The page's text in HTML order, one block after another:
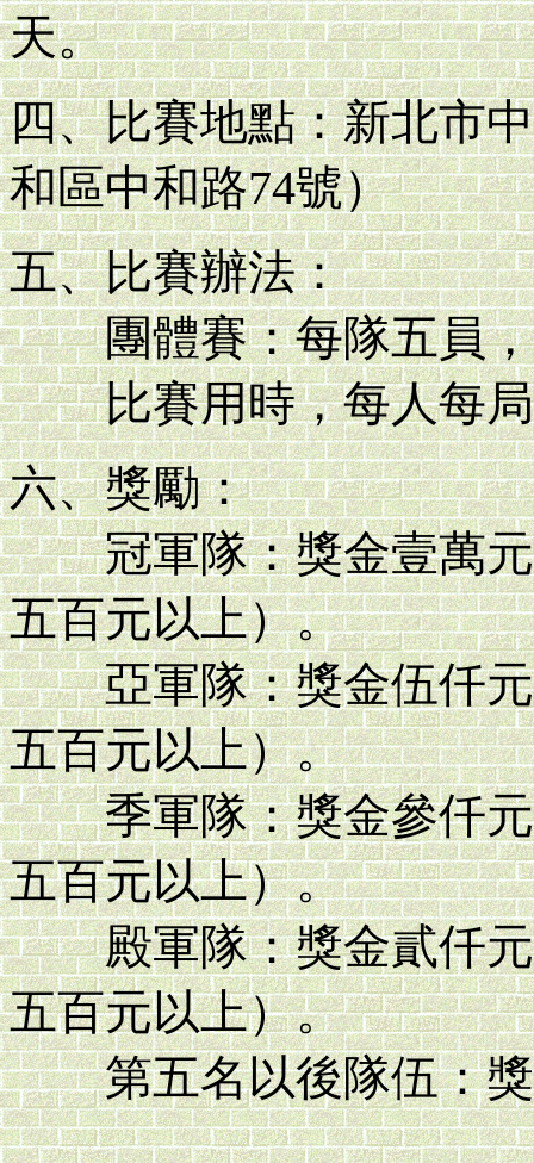
天。
四、比賽地點：新北市
和區中和路74號）
五、比賽辦法：
團體賽：每隊五員，
比賽用時，每人每局
六、獎勵：
冠軍隊：獎金壹萬元
五百元以上）。
亞軍隊：獎金伍仟元
五百元以上）。
季軍隊：獎金參仟元
五百元以上）。
殿軍隊：獎金貳仟元
五百元以上）。
第五名以後隊伍：獎